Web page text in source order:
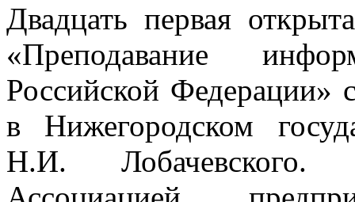
Двадцать первая
«Преподавание
Российской Федерации»
в Нижегородском
Н.И. Лобачевского.